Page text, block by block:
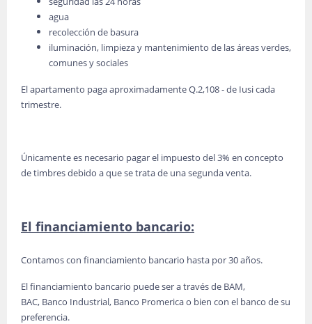
agua
recolección de basura
iluminación, limpieza y mantenimiento de las áreas verdes,
comunes y sociales
El apartamento paga aproximadamente Q.2,108 - de Iusi cada
trimestre.
Únicamente es necesario pagar el impuesto del 3% en concepto
de timbres debido a que se trata de una segunda venta.
El financiamiento bancario:
Contamos con financiamiento bancario hasta por 30 años.
El financiamiento bancario puede ser a través de BAM,
BAC, Banco Industrial, Banco Promerica o bien con el banco de su
preferencia.